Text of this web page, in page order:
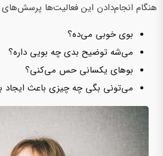
هنگام انجام‌دادن این فعالیت‌ها پرسش‌های
بوی خوبی می‌ده؟
می‌شه توضیح بدی چه بویی داره؟
بوهای یکسانی حس می‌کنی؟
می‌تونی بگی چه چیزی باعث ایجاد